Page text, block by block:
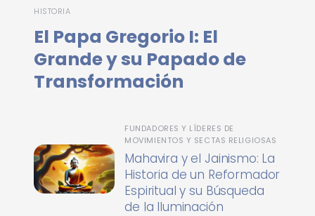
HISTORIA
El Papa Gregorio I: El
Grande y su Papado de
Transformación
FUNDADORES Y LÍDERES DE
MOVIMIENTOS Y SECTAS RELIGIOSAS
Mahavira y el Jainismo: La
Historia de un Reformador
Espiritual y su Búsqueda
de la Iluminación